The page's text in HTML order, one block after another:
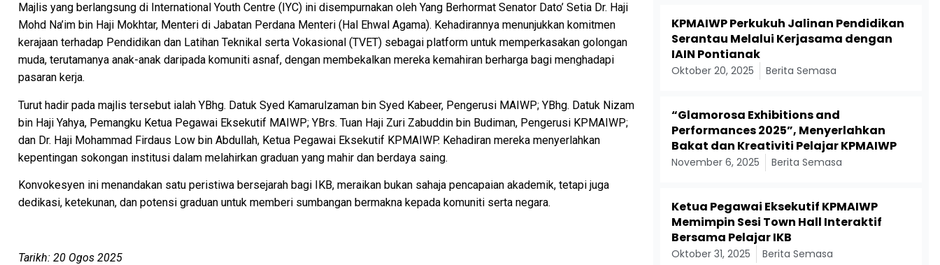
Majlis yang berlangsung di International Youth Centre (IYC) ini disempurnakan oleh Yang Berhormat Senator Dato’ Setia Dr. Haji
Mohd Na’im bin Haji Mokhtar, Menteri di Jabatan Perdana Menteri (Hal Ehwal Agama). Kehadirannya menunjukkan komitmen
kerajaan terhadap Pendidikan dan Latihan Teknikal serta Vokasional (TVET) sebagai platform untuk memperkasakan golongan
muda, terutamanya anak-anak daripada komuniti asnaf, dengan membekalkan mereka kemahiran berharga bagi menghadapi
pasaran kerja.
Turut hadir pada majlis tersebut ialah YBhg. Datuk Syed Kamarulzaman bin Syed Kabeer, Pengerusi MAIWP; YBhg. Datuk Nizam
bin Haji Yahya, Pemangku Ketua Pegawai Eksekutif MAIWP; YBrs. Tuan Haji Zuri Zabuddin bin Budiman, Pengerusi KPMAIWP;
dan Dr. Haji Mohammad Firdaus Low bin Abdullah, Ketua Pegawai Eksekutif KPMAIWP. Kehadiran mereka menyerlahkan
kepentingan sokongan institusi dalam melahirkan graduan yang mahir dan berdaya saing.
Konvokesyen ini menandakan satu peristiwa bersejarah bagi IKB, meraikan bukan sahaja pencapaian akademik, tetapi juga
dedikasi, ketekunan, dan potensi graduan untuk memberi sumbangan bermakna kepada komuniti serta negara.
Tarikh: 20 Ogos 2025
KPMAIWP Perkukuh Jalinan Pendidikan
Serantau Melalui Kerjasama dengan
IAIN Pontianak
Oktober 20, 2025 Berita Semasa
“Glamorosa Exhibitions and
Performances 2025”, Menyerlahkan
Bakat dan Kreativiti Pelajar KPMAIWP
November 6, 2025 Berita Semasa
Ketua Pegawai Eksekutif KPMAIWP
Memimpin Sesi Town Hall Interaktif
Bersama Pelajar IKB
Oktober 31, 2025 Berita Semasa